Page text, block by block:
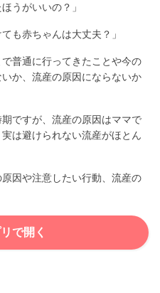
うがいいの？」
も赤ちゃんは大丈夫？」
普通に行ってきたことや今の
か、流産の原因にならないか
ですが、流産の原因はママで
は避けられない流産がほとん
因や注意したい行動、流産の
で開く